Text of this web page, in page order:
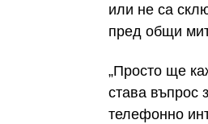
или не са
пред общи
„Просто ще
става въпрос
телефонно